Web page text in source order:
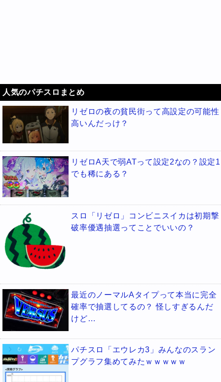
人気のパチスロまとめ
リゼロの夜の貧民街って高設定の可能性
高いんだっけ？
リゼロA天で弱ATって設定2なの？設定1
でも稀にある？
スロ「リゼロ」コンビニスイカは初期撃
破率優遇抽選ってことでいいの？
最近のノーマルAタイプって本当に完全
確率で抽選してるの？ 怪しすぎるんだ
けど…
パチスロ「エウレカ3」みんなのスラン
プグラフ集めてみたｗｗｗｗｗ